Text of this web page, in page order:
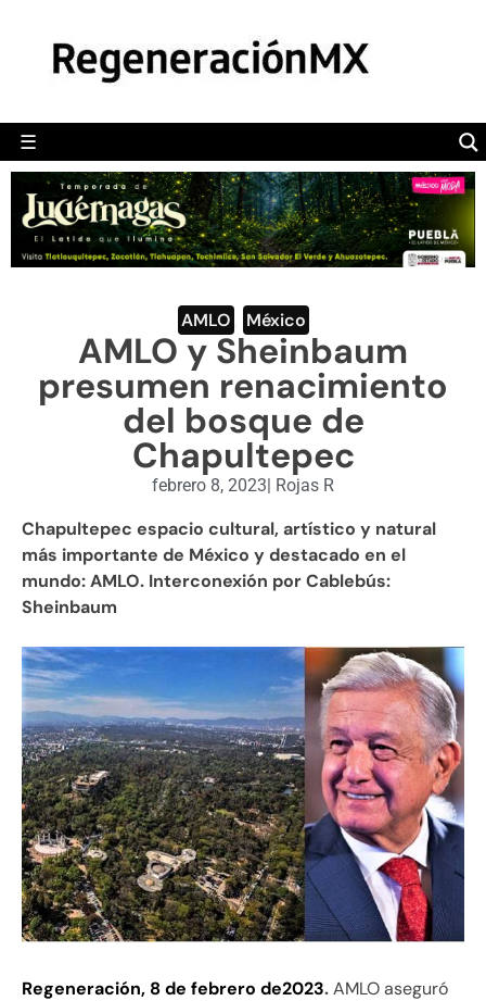
☰
POLÍTICA
CAMALEÓN
OPINIÓN
DEPORTES
ENGLISH SECTION
VIDEOS
AMLO México
AMLO y Sheinbaum
presumen renacimiento
del bosque de
Chapultepec
febrero 8, 2023| Rojas R
Chapultepec espacio cultural, artístico y natural
más importante de México y destacado en el
mundo: AMLO. Interconexión por Cablebús:
Sheinbaum
Regeneración, 8 de febrero de2023.AMLO aseguró